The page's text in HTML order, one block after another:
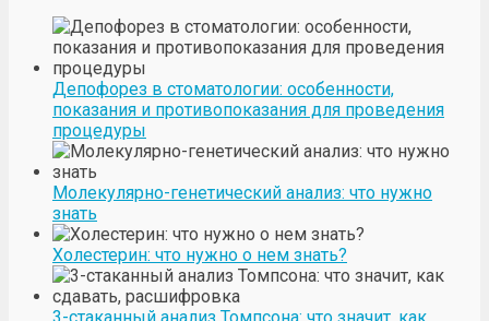
Депофорез в стоматологии: особенности,
показания и противопоказания для проведения
процедуры
Молекулярно-генетический анализ: что нужно
знать
Холестерин: что нужно о нем знать?